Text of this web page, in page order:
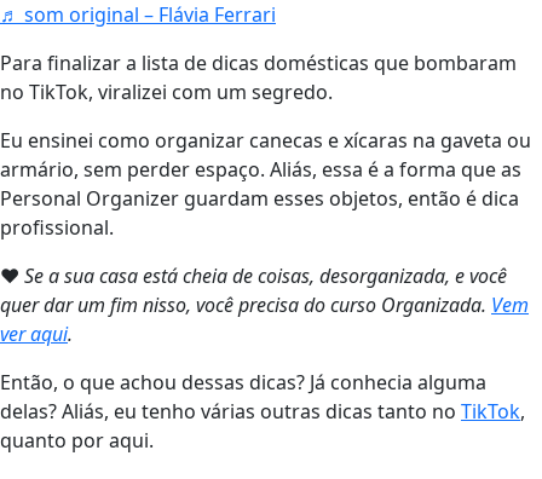
♬ som original – Flávia Ferrari
Para finalizar a lista de dicas domésticas que bombaram
no TikTok, viralizei com um segredo.
Eu ensinei como organizar canecas e xícaras na gaveta ou
armário, sem perder espaço. Aliás, essa é a forma que as
Personal Organizer guardam esses objetos, então é dica
profissional.
❤ Se a sua casa está cheia de coisas, desorganizada, e você
quer dar um fim nisso, você precisa do curso Organizada. Vem
ver aqui.
Então, o que achou dessas dicas? Já conhecia alguma
delas? Aliás, eu tenho várias outras dicas tanto no TikTok,
quanto por aqui.